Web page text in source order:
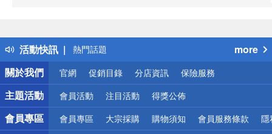
活動快訊
得獎公告
熱門話題
銀行優惠
偏遠地區配送
詐騙網頁！請小心！
more
關於我們
官網 促銷目錄 分店資訊 保險服務
主題活動 會員活動 注目活動 得獎公佈
會員專區 會員專區 大宗採購 購物須知 會員服務條款 隱